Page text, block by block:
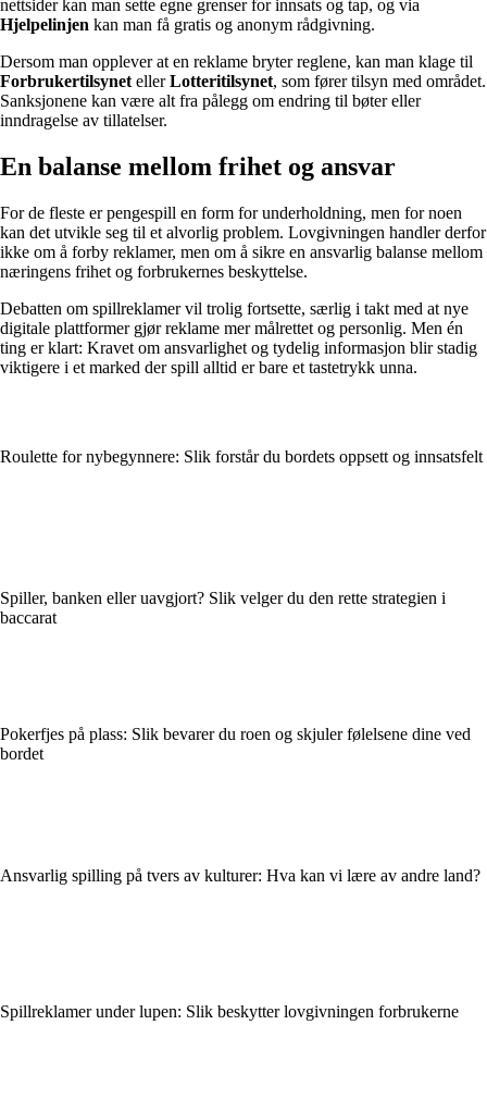
nettsider kan man sette egne grenser for innsats og tap, og via
Hjelpelinjen kan man få gratis og anonym rådgivning.
Dersom man opplever at en reklame bryter reglene, kan man klage til
Forbrukertilsynet ellerLotteritilsynet, som fører tilsyn med området.
Sanksjonene kan være alt fra pålegg om endring til bøter eller
inndragelse av tillatelser.
En balanse mellom frihet og ansvar
For de fleste er pengespill en form for underholdning, men for noen
kan det utvikle seg til et alvorlig problem. Lovgivningen handler derfor
ikke om å forby reklamer, men om å sikre en ansvarlig balanse mellom
næringens frihet og forbrukernes beskyttelse.
Debatten om spillreklamer vil trolig fortsette, særlig i takt med at nye
digitale plattformer gjør reklame mer målrettet og personlig. Men én
ting er klart: Kravet om ansvarlighet og tydelig informasjon blir stadig
viktigere i et marked der spill alltid er bare et tastetrykk unna.
Roulette for nybegynnere: Slik forstår du bordets oppsett og innsatsfelt
Spiller, banken eller uavgjort? Slik velger du den rette strategien i
baccarat
Pokerfjes på plass: Slik bevarer du roen og skjuler følelsene dine ved
bordet
Ansvarlig spilling på tvers av kulturer: Hva kan vi lære av andre land?
Spillreklamer under lupen: Slik beskytter lovgivningen forbrukerne